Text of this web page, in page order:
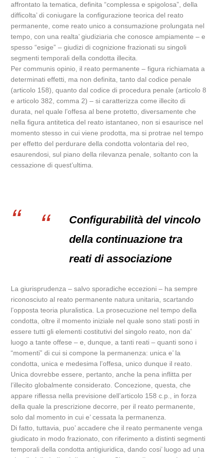
affrontato la tematica, definita “complessa e spigolosa”, della
difficolta’ di coniugare la configurazione teorica del reato
permanente, come reato unico a consumazione prolungata nel
tempo, con una realta’ giudiziaria che conosce ampiamente – e
spesso “esige” – giudizi di cognizione frazionati su singoli
segmenti temporali della condotta illecita.
Per communis opinio, il reato permanente – figura richiamata a
determinati effetti, ma non definita, tanto dal codice penale
(articolo 158), quanto dal codice di procedura penale (articolo 8
e articolo 382, comma 2) – si caratterizza come illecito di
durata, nel quale l’offesa al bene protetto, diversamente che
nella figura antitetica del reato istantaneo, non si esaurisce nel
momento stesso in cui viene prodotta, ma si protrae nel tempo
per effetto del perdurare della condotta volontaria del reo,
esaurendosi, sul piano della rilevanza penale, soltanto con la
cessazione di quest’ultima.
Configurabilità del vincolo
della continuazione tra
reati di associazione
La giurisprudenza – salvo sporadiche eccezioni – ha sempre
riconosciuto al reato permanente natura unitaria, scartando
l’opposta teoria pluralistica. La prosecuzione nel tempo della
condotta, oltre il momento iniziale nel quale sono stati posti in
essere tutti gli elementi costitutivi del singolo reato, non da’
luogo a tante offese – e, dunque, a tanti reati – quanti sono i
“momenti” di cui si compone la permanenza: unica e’ la
condotta, unica e medesima l’offesa, unico dunque il reato.
Unica dovrebbe essere, pertanto, anche la pena inflitta per
l’illecito globalmente considerato. Concezione, questa, che
appare riflessa nella previsione dell’articolo 158 c.p., in forza
della quale la prescrizione decorre, per il reato permanente,
solo dal momento in cui e’ cessata la permanenza.
Di fatto, tuttavia, puo’ accadere che il reato permanente venga
giudicato in modo frazionato, con riferimento a distinti segmenti
temporali della condotta antigiuridica, dando cosi’ luogo ad una